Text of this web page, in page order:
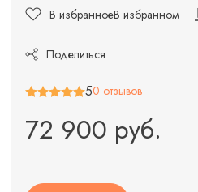
В избранноеВ избранном
Поделиться
50 отзывов
72 900 руб.